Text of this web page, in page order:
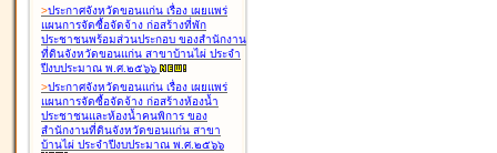
>ประกาศจังหวัดขอนแก่น เรื่อง เผยแพร่
แผนการจัดซื้อจัดจ้าง ก่อสร้างที่พัก
ประชาชนพร้อมส่วนประกอบ ของสำนักงาน
ที่ดินจังหวัดขอนแก่น สาขาบ้านไผ่ ประจำ
ปีงบประมาณ พ.ศ.๒๕๖๖
>ประกาศจังหวัดขอนแก่น เรื่อง เผยแพร่
แผนการจัดซื้อจัดจ้าง ก่อสร้างห้องน้ำ
ประชาชนและห้องน้ำคนพิการ ของ
สำนักงานที่ดินจังหวัดขอนแก่น สาขา
บ้านไผ่ ประจำปีงบประมาณ พ.ศ.๒๕๖๖